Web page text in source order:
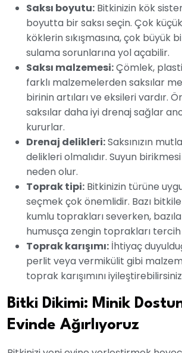
Saksı boyutu: Bitkinizin kök
boyutta bir saksı seçin. Çok
köklerin sıkışmasına, çok büyük
sulama sorunlarına yol açabilir.
Saksı malzemesi:Çömlek,
farklı malzemelerden saksılar
birinin artıları ve eksileri vardır.
saksılar daha iyi drenaj sağlar
kururlar.
Drenaj delikleri:Saksınızın
delikleri olmalıdır. Suyun
neden olur.
Toprak tipi: Bitkinizin türüne
seçmek çok önemlidir. Bazı
kumlu toprakları severken,
humusça zengin toprakları
Toprak karışımı: İhtiyaç
perlit veya vermikülit gibi
toprak karışımını
Bitki Dikimi: Minik
Evinde Ağırlıyoruz